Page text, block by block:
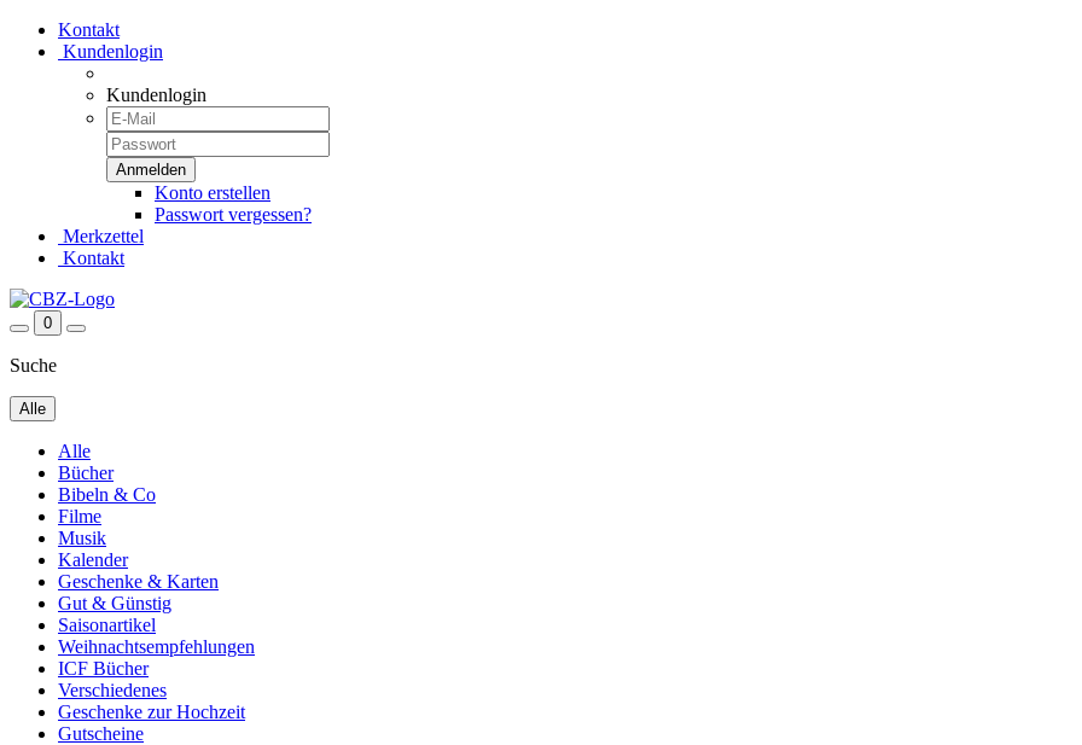
Kontakt
Kundenlogin
Kundenlogin
Konto erstellen
Passwort vergessen?
Merkzettel
Kontakt
0
Suche
Alle
Alle
Bücher
Bibeln & Co
Filme
Musik
Kalender
Geschenke & Karten
Gut & Günstig
Saisonartikel
Weihnachtsempfehlungen
ICF Bücher
Verschiedenes
Geschenke zur Hochzeit
Gutscheine